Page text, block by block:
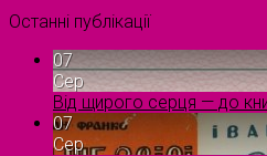
Останні публікації
07
Сер
Від щирого серця — до
07
Сер